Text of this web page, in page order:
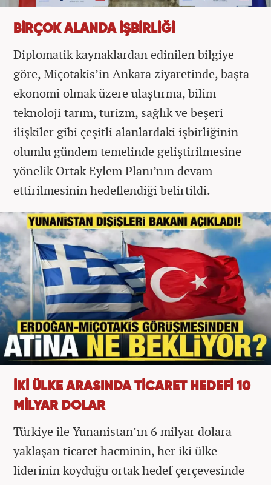
BİRÇOK ALANDA İŞBİRLİĞİ
Diplomatik kaynaklardan edinilen bilgiye
göre, Miçotakis’in Ankara ziyaretinde, başta
ekonomi olmak üzere ulaştırma, bilim
teknoloji tarım, turizm, sağlık ve beşeri
ilişkiler gibi çeşitli alanlardaki işbirliğinin
olumlu gündem temelinde geliştirilmesine
yönelik Ortak Eylem Planı’nın devam
ettirilmesinin hedeflendiği belirtildi.
İKİ ÜLKE ARASINDA TİCARET HEDEFİ 10
MİLYAR DOLAR
Türkiye ile Yunanistan’ın 6 milyar dolara
yaklaşan ticaret hacminin, her iki ülke
liderinin koyduğu ortak hedef çerçevesinde